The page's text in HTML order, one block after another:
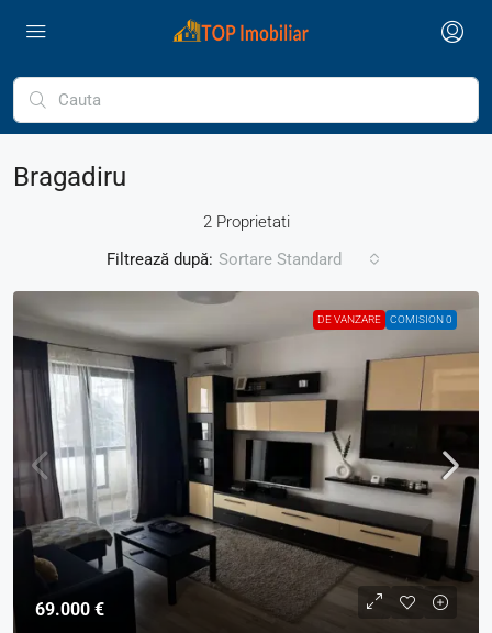
Bragadiru
2 Proprietati
Filtrează după: Sortare Standard
DE VANZARE COMISION 0
69.000 €